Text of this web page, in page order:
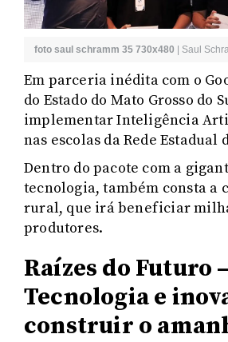
foto saul schramm 35 730x480 | Saul
Em parceria inédita com o
do Estado do Mato Grosso do
implementar Inteligência
nas escolas da Rede Estadual
Dentro do pacote com a
tecnologia, também consta a
rural, que irá beneficiar
produtores.
Raízes do Futuro –
Tecnologia e
construir o